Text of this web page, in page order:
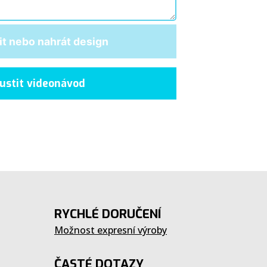
nebo nahrát design
videonávod
RYCHLÉ DORUČENÍ
Možnost expresní výroby